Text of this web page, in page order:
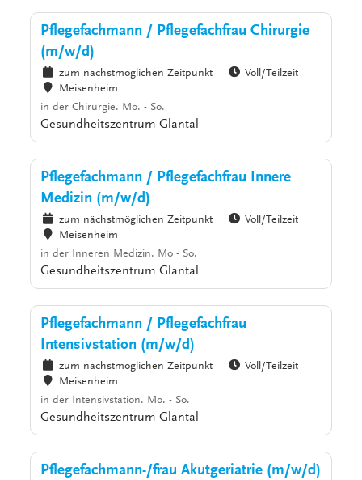
Pflegefachmann / Pflegefachfrau Chirurgie
(m/w/d)
zum nächstmöglichen Zeitpunkt
Voll/Teilzeit
Meisenheim
in der Chirurgie. Mo. - So.
Gesundheitszentrum Glantal
Pflegefachmann / Pflegefachfrau Innere
Medizin (m/w/d)
zum nächstmöglichen Zeitpunkt
Voll/Teilzeit
Meisenheim
in der Inneren Medizin. Mo - So.
Gesundheitszentrum Glantal
Pflegefachmann / Pflegefachfrau
Intensivstation (m/w/d)
zum nächstmöglichen Zeitpunkt
Voll/Teilzeit
Meisenheim
in der Intensivstation. Mo. - So.
Gesundheitszentrum Glantal
Pflegefachmann-/frau Akutgeriatrie (m/w/d)